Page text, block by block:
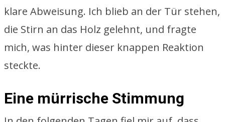
klare Abweisung. Ich blieb an der Tür stehen,
die Stirn an das Holz gelehnt, und fragte
mich, was hinter dieser knappen Reaktion
steckte.
Eine mürrische Stimmung